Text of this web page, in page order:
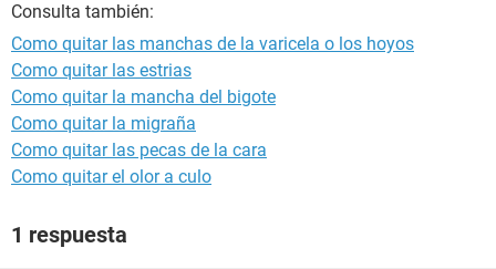
Consulta también:
Como quitar las manchas de la varicela o los hoyos
Como quitar las estrias
Como quitar la mancha del bigote
Como quitar la migraña
Como quitar las pecas de la cara
Como quitar el olor a culo
1 respuesta